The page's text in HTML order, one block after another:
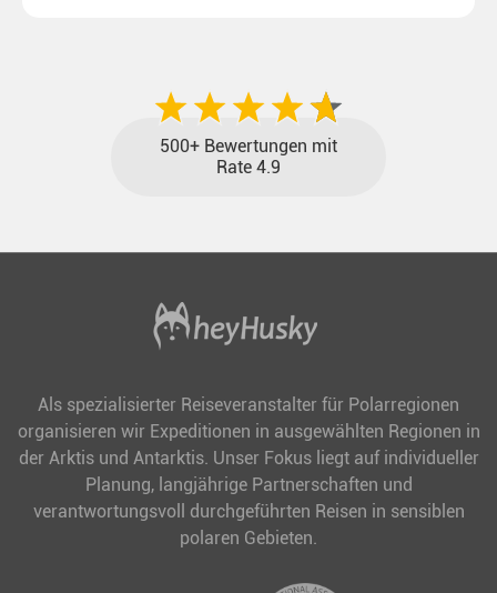
500+ Bewertungen mit
Rate 4.9
Als spezialisierter Reiseveranstalter für Polarregionen
organisieren wir Expeditionen in ausgewählten Regionen in
der Arktis und Antarktis. Unser Fokus liegt auf individueller
Planung, langjährige Partnerschaften und
verantwortungsvoll durchgeführten Reisen in sensiblen
polaren Gebieten.